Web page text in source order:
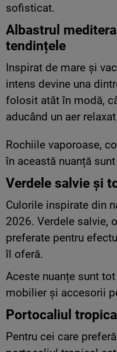
sofisticat.
Albastrul
tendințele
Inspirat de mare și
intens devine una
folosit atât în modă,
aducând un aer
Rochiile vaporoase,
în această nuanță
Verdele salvie și
Culorile inspirate din
2026. Verdele salvie,
preferate pentru
îl oferă.
Aceste nuanțe sunt
mobilier și accesorii
Portocaliul
Pentru cei care